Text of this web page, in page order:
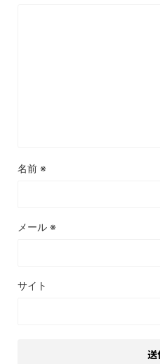
名前 ※
メール ※
サイト